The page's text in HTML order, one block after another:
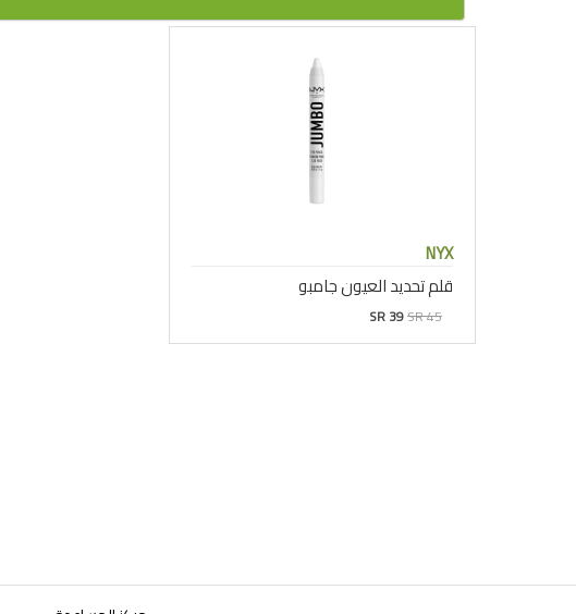
NYX
قلم تحديد العيون جامبو
SR 39SR 45